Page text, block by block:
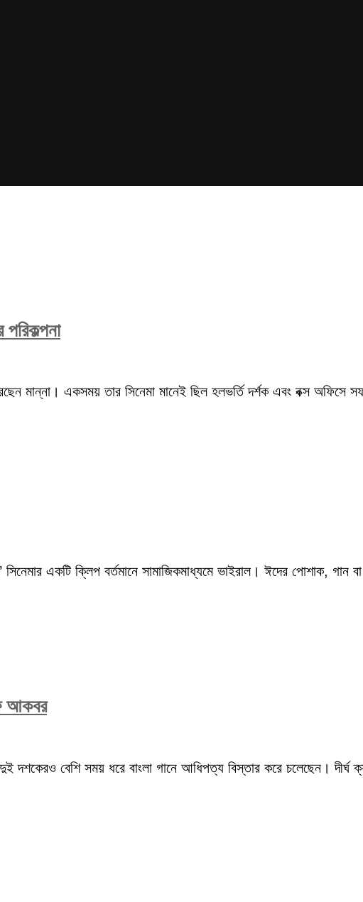
মান্না। একসময় তার সিনেমা মানেই ছিল হলভর্তি দর্শক এবং বক্স
একটি ক্লিপ বর্তমানে সামাজিকমাধ্যমে ভাইরাল। ঈদের পোশাক, গান বা
আকবর
বেশি সময় ধরে বাংলা গানে আধিপত্য বিস্তার করে চলেছেন। দীর্ঘ